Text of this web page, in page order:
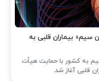
بیماران قلبی به
به کشور با حمایت هیأت
قلبی آغاز شد.